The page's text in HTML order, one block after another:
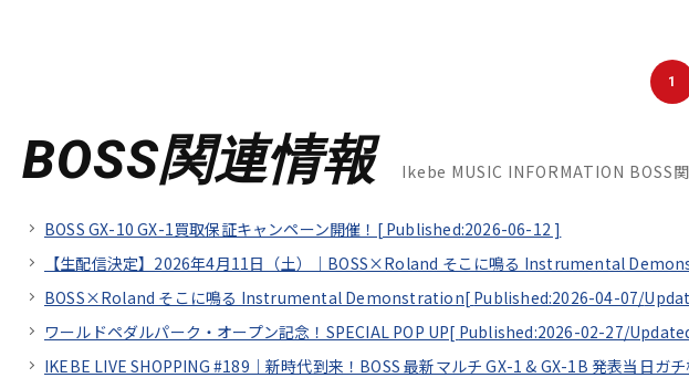
1
BOSS関連情報 Ikebe MUSIC INFORMATION BOSS
BOSS GX-10 GX-1買取保証キャンペーン開催！[ Published:2026-06-12 ]
【生配信決定】2026年4月11日（土）｜BOSS×Roland そこに鳴る Instrumental
BOSS×Roland そこに鳴る Instrumental Demonstration[ Published:2026-04-07/
ワールドペダルパーク・オープン記念！SPECIAL POP UP[ Published:2026-02-27/
IKEBE LIVE SHOPPING #189｜新時代到来！BOSS 最新マルチ GX-1 & GX-1B 発表当日